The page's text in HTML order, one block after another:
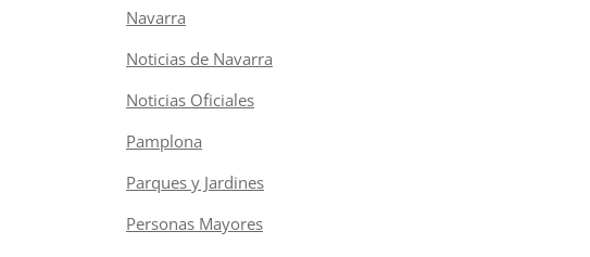
Navarra
Noticias de Navarra
Noticias Oficiales
Pamplona
Parques y Jardines
Personas Mayores